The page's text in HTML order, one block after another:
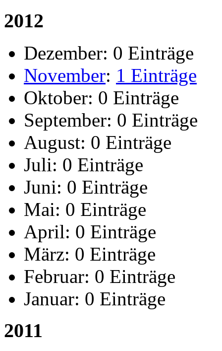
2012
Dezember: 0 Einträge
November: 1 Einträge
Oktober: 0 Einträge
September: 0 Einträge
August: 0 Einträge
Juli: 0 Einträge
Juni: 0 Einträge
Mai: 0 Einträge
April: 0 Einträge
März: 0 Einträge
Februar: 0 Einträge
Januar: 0 Einträge
2011